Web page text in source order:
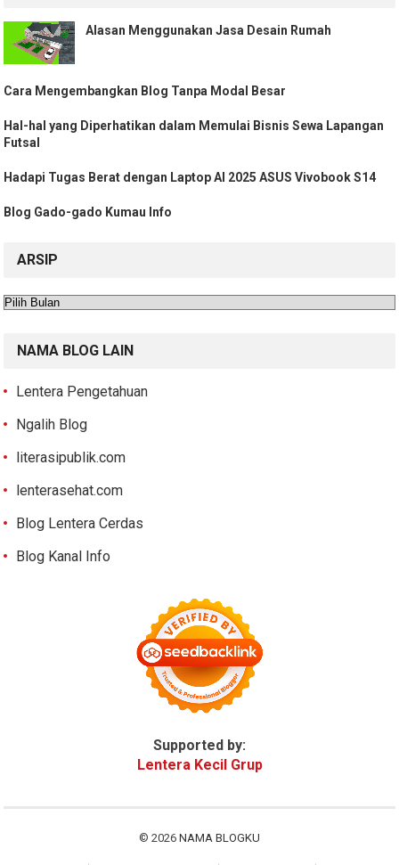
Alasan Menggunakan Jasa Desain Rumah
Cara Mengembangkan Blog Tanpa Modal Besar
Hal-hal yang Diperhatikan dalam Memulai Bisnis Sewa Lapangan
Futsal
Hadapi Tugas Berat dengan Laptop AI 2025 ASUS Vivobook S14
Blog Gado-gado Kumau Info
ARSIP
Arsip
NAMA BLOG LAIN
Lentera Pengetahuan
Ngalih Blog
literasipublik.com
lenterasehat.com
Blog Lentera Cerdas
Blog Kanal Info
Supported by:
Lentera Kecil Grup
© 2026 NAMA BLOGKU